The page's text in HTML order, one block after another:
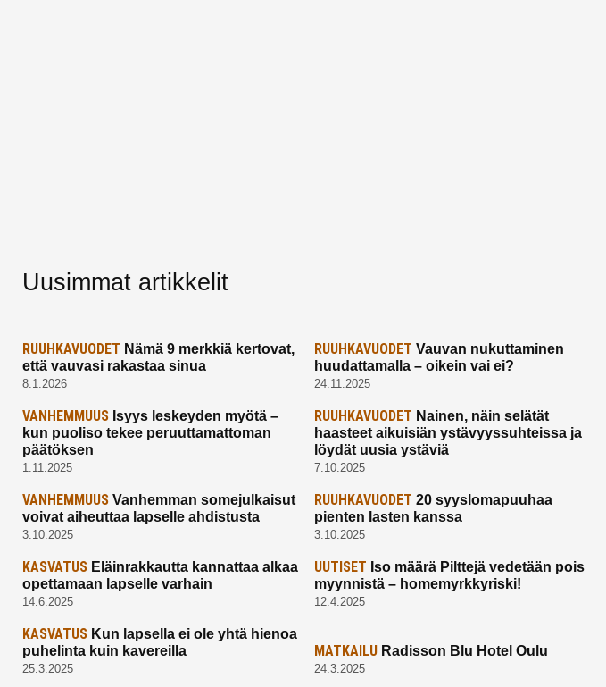
Uusimmat artikkelit
RUUHKAVUODET Nämä 9 merkkiä kertovat,
että vauvasi rakastaa sinua
8.1.2026
RUUHKAVUODET Vauvan nukuttaminen
huudattamalla – oikein vai ei?
24.11.2025
VANHEMMUUS Isyys leskeyden myötä –
kun puoliso tekee peruuttamattoman
päätöksen
1.11.2025
RUUHKAVUODET Nainen, näin selätät
haasteet aikuisiän ystävyyssuhteissa ja
löydät uusia ystäviä
7.10.2025
VANHEMMUUS Vanhemman somejulkaisut
voivat aiheuttaa lapselle ahdistusta
3.10.2025
RUUHKAVUODET 20 syyslomapuuhaa
pienten lasten kanssa
3.10.2025
KASVATUS Eläinrakkautta kannattaa alkaa
opettamaan lapselle varhain
14.6.2025
UUTISET Iso määrä Pilttejä vedetään pois
myynnistä – homemyrkkyriski!
12.4.2025
KASVATUS Kun lapsella ei ole yhtä hienoa
puhelinta kuin kavereilla
25.3.2025
MATKAILU Radisson Blu Hotel Oulu
24.3.2025